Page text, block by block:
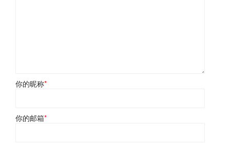
你的昵称*
你的邮箱*